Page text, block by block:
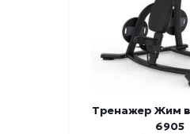
Тренажер Жим
6905